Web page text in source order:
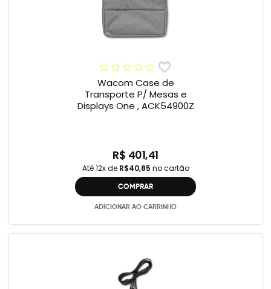
Wacom Case de
Transporte P/ Mesas e
Displays One , ACK54900Z
R$ 401,41
Até 12x de R$40,85 no cartão
COMPRAR
ADICIONAR AO CARRINHO